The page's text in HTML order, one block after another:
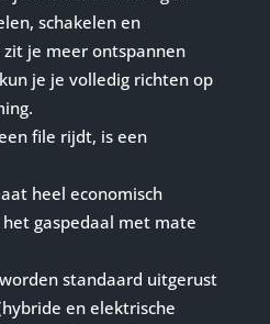
schakelen en
je meer ontspannen
je je volledig richten op
file rijdt, is een
heel economisch
gaspedaal met mate
standaard uitgerust
en elektrische